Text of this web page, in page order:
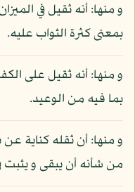
و منها: أنه ثقيل في
بمعنى كثرة الثواب عليه.
و منها: أنه ثقيل على
بما فيه من الوعيد.
و منها: أن ثقله كناية
من شأنه أن يبقى و يثبت